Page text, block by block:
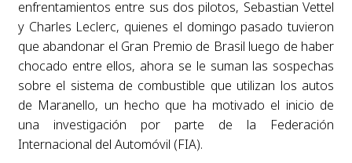
enfrentamientos entre sus dos pilotos, Sebastian Vettel
y Charles Leclerc, quienes el domingo pasado tuvieron
que abandonar el Gran Premio de Brasil luego de haber
chocado entre ellos, ahora se le suman las sospechas
sobre el sistema de combustible que utilizan los autos
de Maranello, un hecho que ha motivado el inicio de
una investigación por parte de la Federación
Internacional del Automóvil (FIA).